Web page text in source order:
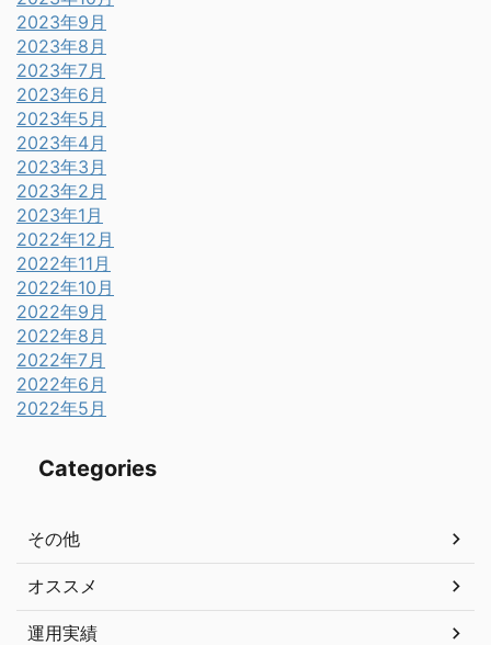
2023年9月
2023年8月
2023年7月
2023年6月
2023年5月
2023年4月
2023年3月
2023年2月
2023年1月
2022年12月
2022年11月
2022年10月
2022年9月
2022年8月
2022年7月
2022年6月
2022年5月
Categories
その他
オススメ
運用実績